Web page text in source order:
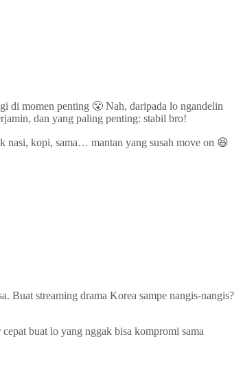
di momen penting 😤 Nah, daripada lo ngandelin
dan yang paling penting: stabil bro!
nasi, kopi, sama… mantan yang susah move on 😆
Buat streaming drama Korea sampe nangis-nangis?
cepat buat lo yang nggak bisa kompromi sama